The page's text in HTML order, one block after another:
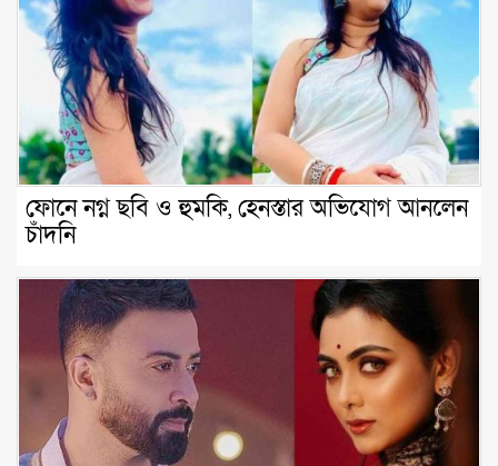
ফোনে নগ্ন ছবি ও হুমকি, হেনস্তার অভিযোগ আনলেন
চাঁদনি